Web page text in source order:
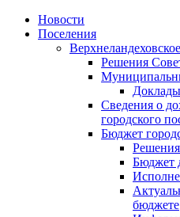
Skip
Новости
Поселения
Решения
Доклады
Сведения о
городского
Бюджет
Бюджет
бюджете